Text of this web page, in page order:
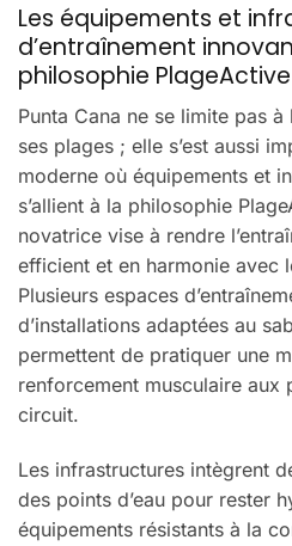
Les équipements et
d’entraînement
philosophie
Punta Cana ne se limite pas
ses plages ; elle s’est aussi
moderne où équipements et
s’allient à la philosophie
novatrice vise à rendre
efficient et en harmonie avec
Plusieurs espaces
d’installations adaptées au
permettent de pratiquer une
renforcement musculaire aux
circuit.
Les infrastructures intègrent
des points d’eau pour rester
équipements résistants à la